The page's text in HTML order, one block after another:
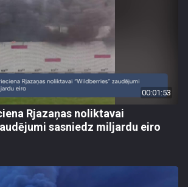
00:01:53
Rjazaņas noliktavai
sasniedz miljardu eiro